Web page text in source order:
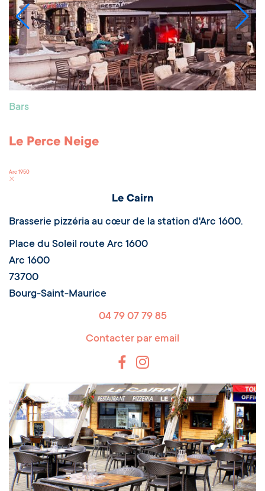
Bars
Le Perce Neige
Arc 1950
Le Cairn
Brasserie pizzéria au cœur de la station d'Arc 1600.
Place du Soleil route Arc 1600
Arc 1600
73700
Bourg-Saint-Maurice
04 79 07 79 85
Contacter par email